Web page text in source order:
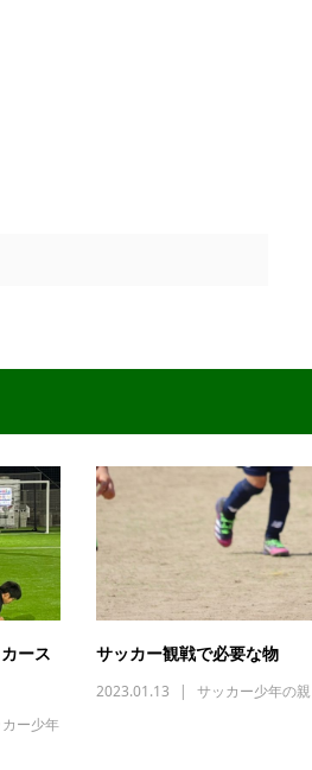
ース
ー少年
サッカー観戦で必要な物
2023.01.13 サッカー少年の親